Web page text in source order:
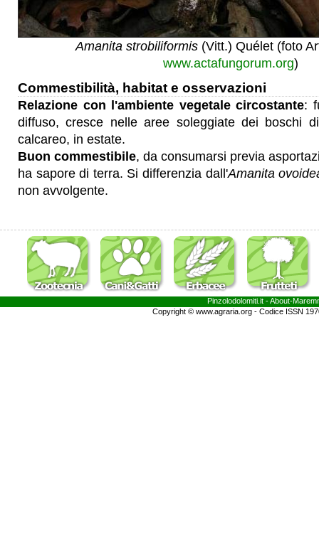
Amanita strobiliformis (Vitt.) Quélet (foto
www.actafungorum.org)
Commestibilità, habitat e osservazioni
Relazione con l'ambiente vegetale circostante:
diffuso, cresce nelle aree soleggiate dei boschi
calcareo, in estate.
Buon commestibile, da consumarsi previa
ha sapore di terra. Si differenzia dall'Amanita
non avvolgente.
Pinzolodolomiti.it - About-
Copyright © www.agraria.org - Codice ISSN